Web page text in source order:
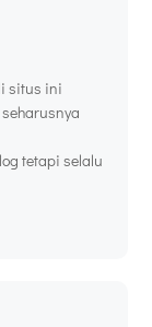
situs ini
tetapi selalu